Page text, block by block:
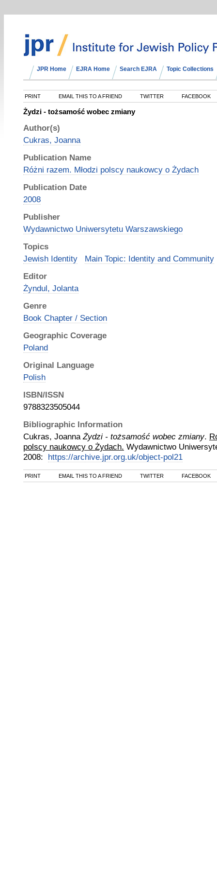
JPR Home EJRA Home Search EJRA Topic Collections
PRINT EMAIL THIS TO A FRIEND TWITTER FACEBOOK
Żydzi - tożsamość wobec zmiany
Author(s)
Cukras, Joanna
Publication Name
Różni razem. Młodzi polscy naukowcy o Żydach
Publication Date
2008
Publisher
Wydawnictwo Uniwersytetu Warszawskiego
Topics
Jewish Identity
Main Topic: Identity and Community
Editor
Żyndul, Jolanta
Genre
Book Chapter / Section
Geographic Coverage
Poland
Original Language
Polish
ISBN/ISSN
9788323505044
Bibliographic Information
Cukras, Joanna Żydzi - tożsamość wobec zmiany.
polscy naukowcy o Żydach. Wydawnictwo
2008: https://archive.jpr.org.uk/object-pol21
PRINT EMAIL THIS TO A FRIEND TWITTER FACEBOOK